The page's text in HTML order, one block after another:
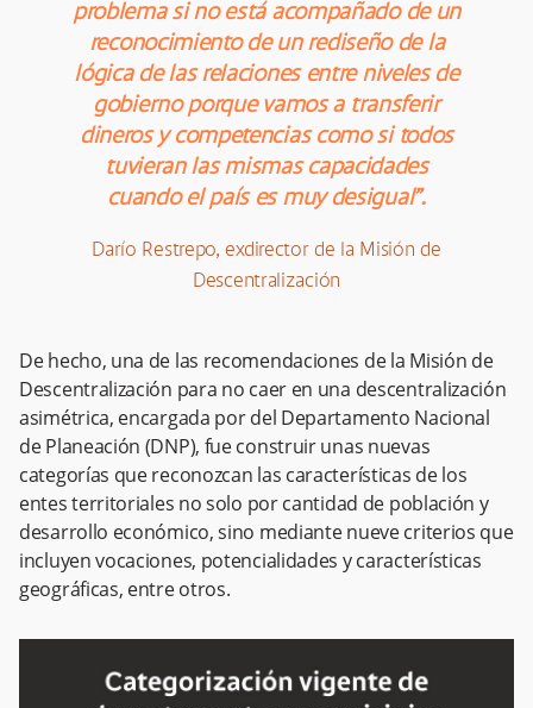
problema si no está acompañado de un
reconocimiento de un rediseño de la
lógica de las relaciones entre niveles de
gobierno porque vamos a transferir
dineros y competencias como si todos
tuvieran las mismas capacidades
cuando el país es muy desigual”.
Darío Restrepo, exdirector de la Misión de
Descentralización
De hecho, una de las recomendaciones de la Misión de
Descentralización para no caer en una descentralización
asimétrica, encargada por del Departamento Nacional
de Planeación (DNP), fue construir unas nuevas
categorías que reconozcan las características de los
entes territoriales no solo por cantidad de población y
desarrollo económico, sino mediante nueve criterios que
incluyen vocaciones, potencialidades y características
geográficas, entre otros.